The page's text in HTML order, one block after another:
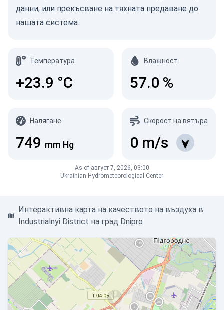
данни, или прекъсване на тяхната предаване до
нашата система.
Температура
+23.9 °C
Влажност
57.0 %
Налягане
749 mm Hg
Скорост на вятъра
0 m/s
As of август 7, 2026, 03:00
Ukrainian Hydrometeorological Center
Интерактивна карта на качеството на въздуха в
Industrialnyi District на град Dnipro